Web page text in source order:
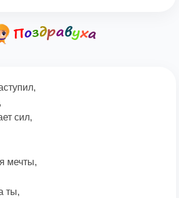
сил,
мечты,
ты,